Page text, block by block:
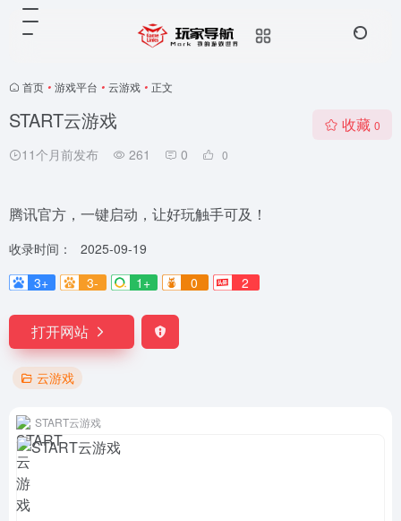
首页 • 游戏平台 • 云游戏 • 正文
START云游戏
11个月前发布 261 0 0
收藏 0
腾讯官方，一键启动，让好玩触手可及！
收录时间：
2025-09-19
3+
3- 1+ 0 2
打开网站
云游戏
START云游戏